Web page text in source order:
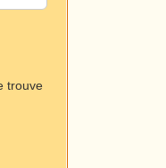
trouve